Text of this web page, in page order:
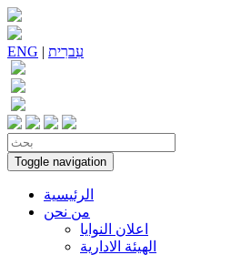
ENG | עִברִית
Toggle navigation
الرئيسية
من نحن
اعلان النوايا
الهيئة الادارية